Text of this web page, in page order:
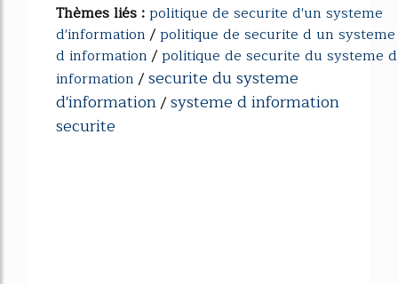
Thèmes liés :politique de securite d'un systeme
d'information/politique de securite d un systeme
d information/politique de securite du systeme d
information/securite du systeme
d'information/systeme d information
securite